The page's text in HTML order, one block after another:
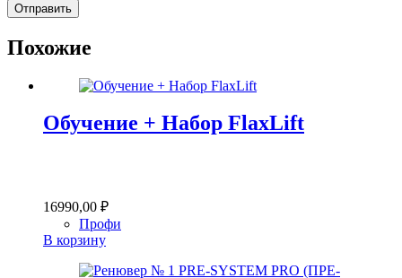
Отправить
Похожие
Обучение + Набор FlaxLift
16990,00 ₽
Профи
В корзину